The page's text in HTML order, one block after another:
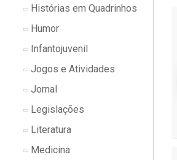
Histórias em Quadrinhos
Humor
Infantojuvenil
Jogos e Atividades
Jornal
Legislações
Literatura
Medicina